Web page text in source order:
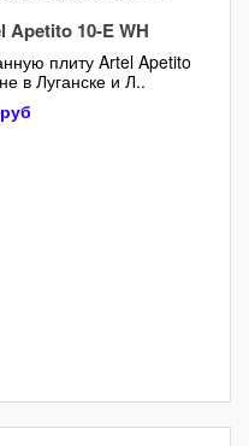
10-E WH
плиту Artel Apetito
в Луганске и Л..